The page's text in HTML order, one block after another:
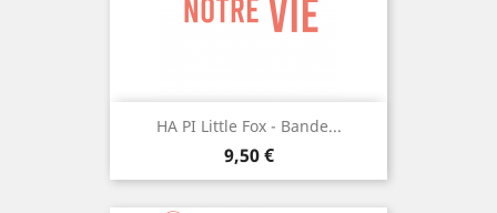
HA PI Little Fox - Bande...
Prix
9,50 €